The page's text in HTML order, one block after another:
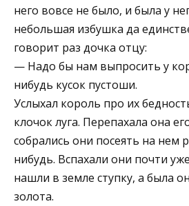
него вовсе не было, и была у
небольшая избушка да
говорит раз дочка отцу:
— Надо бы нам выпросить у
нибудь кусок пустоши.
Услыхал король про их
клочок луга. Перепахала она
собрались они посеять на нем
нибудь. Вспахали они почти
нашли в земле ступку, а была
золота.